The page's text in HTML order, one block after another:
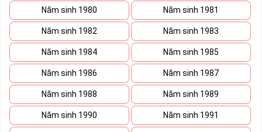
Năm sinh 1980 Năm sinh 1981
Năm sinh 1982 Năm sinh 1983
Năm sinh 1984 Năm sinh 1985
Năm sinh 1986 Năm sinh 1987
Năm sinh 1988 Năm sinh 1989
Năm sinh 1990 Năm sinh 1991